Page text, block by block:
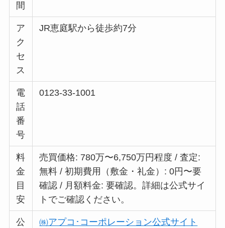
間
ア
ク
セ
ス
JR恵庭駅から徒歩約7分
電
話
番
号
0123-33-1001
料
金
目
安
売買価格: 780万〜6,750万円程度 / 査定:
無料 / 初期費用（敷金・礼金）: 0円〜要
確認 / 月額料金: 要確認。詳細は公式サイ
トでご確認ください。
公
㈱アプコ･コーポレーション公式サイト